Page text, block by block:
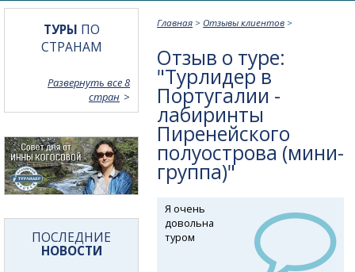
Главная > Отзывы клиентов >
Отзыв о туре:
"Турлидер в
Португалии -
лабиринты
Пиренейского
полуострова (мини-
группа)"
Я очень
довольна
туром
ТУРЫ ПО
СТРАНАМ
Развернуть все 8
стран
ПОСЛЕДНИЕ
НОВОСТИ